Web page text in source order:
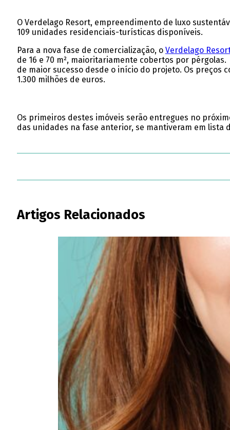
O Verdelago Resort, empreendimento de luxo
109 unidades residenciais-turísticas disponíveis.
Para a nova fase de comercialização, o Verdelago
de 16 e 70 m², maioritariamente cobertos por
de maior sucesso desde o início do projeto. Os preços
1.300 milhões de euros.
Os primeiros destes imóveis serão entregues no
das unidades na fase anterior, se mantiveram em lista
Artigos Relacionados